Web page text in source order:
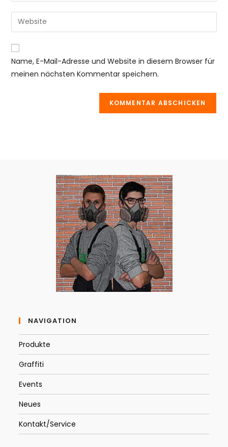
zum
Kommentieren
ein
E-
Mail-
zum
Kommentieren
ein
Gib
deine
Website-
URL
Name, E-Mail-Adresse und Website in diesem Browser für
meinen nächsten Kommentar speichern.
NAVIGATION
Produkte
Graffiti
Events
Neues
Kontakt/Service